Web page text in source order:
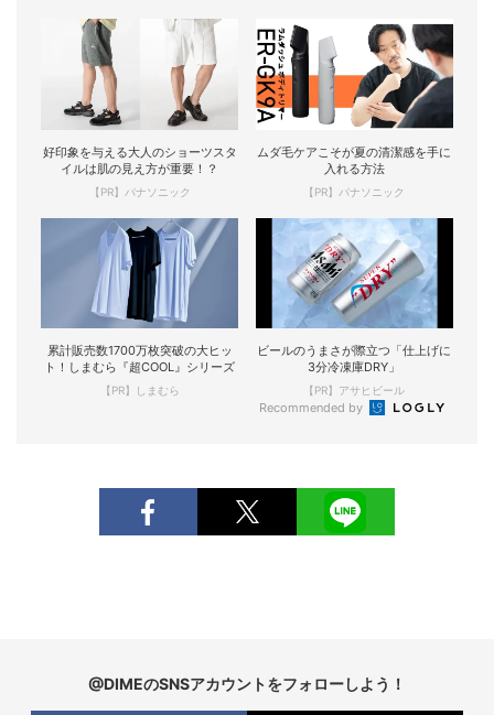
好印象を与える大人のショーツスタ
イルは肌の見え方が重要！？
【PR】パナソニック
ムダ毛ケアこそが夏の清潔感を手に
入れる方法
【PR】パナソニック
累計販売数1700万枚突破の大ヒッ
ト！しまむら『超COOL』シリーズ
【PR】しまむら
ビールのうまさが際立つ「仕上げに
3分冷凍庫DRY」
【PR】アサヒビール
Recommended by
@DIMEのSNSアカウントをフォローしよう！